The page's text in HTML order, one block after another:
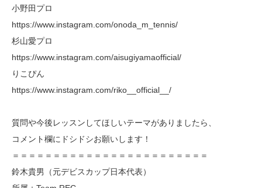
小野田プロ
https://www.instagram.com/onoda_m_tennis/
杉山愛プロ
https://www.instagram.com/aisugiyamaofficial/
りこぴん
https://www.instagram.com/riko__official__/
質問や今後レッスンしてほしいテーマがありましたら、
コメント欄にドシドシお願いします！
＝＝＝＝＝＝＝＝＝＝＝＝＝＝＝＝＝＝＝＝＝＝＝＝
鈴木貴男（元デビスカップ日本代表）